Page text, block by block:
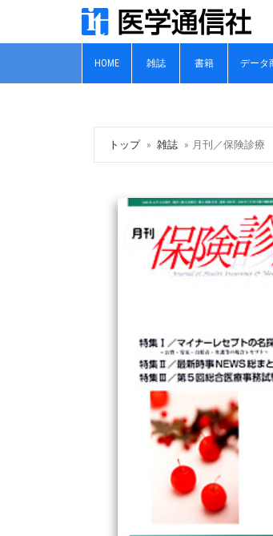
HOME 雑誌 書籍 データ
トップ 雑誌 月刊／保険診療